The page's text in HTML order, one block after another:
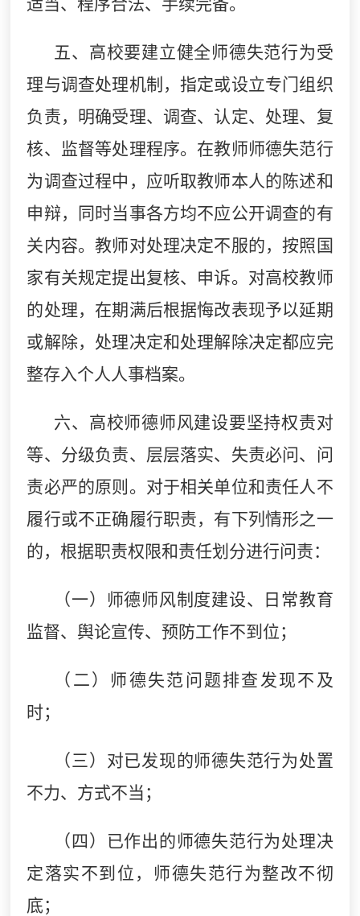
适当、程序合法、手续完备。
五、高校要建立健全师德失范行为受
理与调查处理机制，指定或设立专门组织
负责，明确受理、调查、认定、处理、复
核、监督等处理程序。在教师师德失范行
为调查过程中，应听取教师本人的陈述和
申辩，同时当事各方均不应公开调查的有
关内容。教师对处理决定不服的，按照国
家有关规定提出复核、申诉。对高校教师
的处理，在期满后根据悔改表现予以延期
或解除，处理决定和处理解除决定都应完
整存入个人人事档案。
六、高校师德师风建设要坚持权责对
等、分级负责、层层落实、失责必问、问
责必严的原则。对于相关单位和责任人不
履行或不正确履行职责，有下列情形之一
的，根据职责权限和责任划分进行问责：
（一）师德师风制度建设、日常教育
监督、舆论宣传、预防工作不到位；
（二）师德失范问题排查发现不及
时；
（三）对已发现的师德失范行为处置
不力、方式不当；
（四）已作出的师德失范行为处理决
定落实不到位，师德失范行为整改不彻
底；